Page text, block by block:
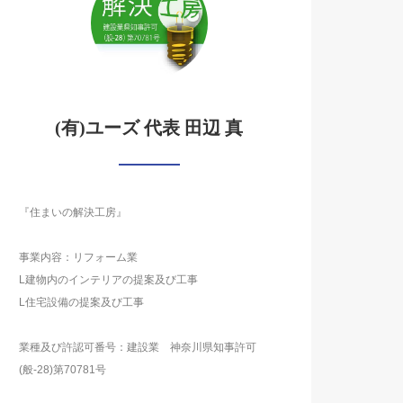
(有)ユーズ 代表 田辺 真
『住まいの解決工房』
事業内容：リフォーム業
L建物内のインテリアの提案及び工事
L住宅設備の提案及び工事
業種及び許認可番号：建設業 神奈川県知事許可
(般-28)第70781号